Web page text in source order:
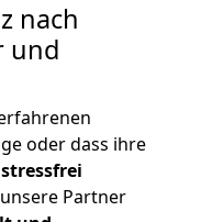
nach
und
oder dass ihre
Partner